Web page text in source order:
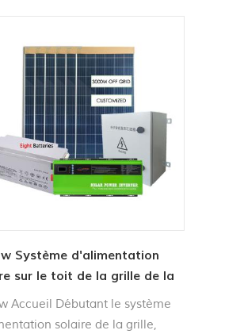
Système d'alimentation
sur le toit de la grille de la
Accueil Débutant le système
solaire de la grille,